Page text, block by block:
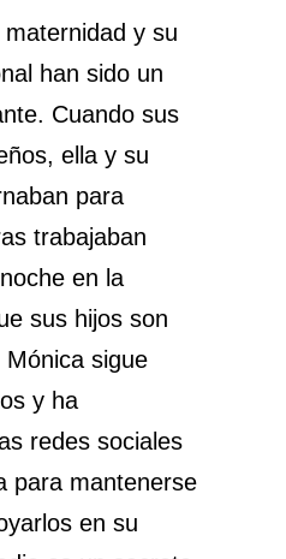
y su
han sido un
Cuando sus
ella y su
para
trabajaban
en la
sus hijos son
Mónica sigue
y ha
redes sociales
para mantenerse
en su